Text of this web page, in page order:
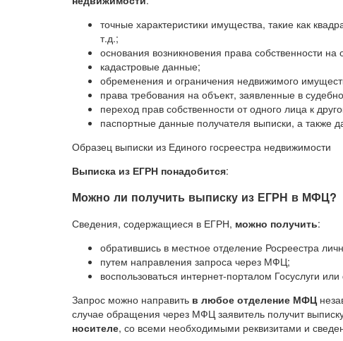
точные характеристики имущества, такие как
т.д.;
основания возникновения права собственности на
кадастровые данные;
обременения и ограничения недвижимого
права требования на объект, заявленные в
переход прав собственности от одного лица к
паспортные данные получателя выписки, а также
Образец выписки из Единого госреестра недвижимости
Выписка из ЕГРН понадобится:
Можно ли получить выписку из ЕГРН в МФЦ?
Сведения, содержащиеся в ЕГРН, можно получить:
обратившись в местное отделение Росреестра
путем направления запроса через МФЦ;
воспользоваться интернет-порталом Госуслуги
Запрос можно направить в любое отделение МФЦ
случае обращения через МФЦ заявитель получит
носителе, со всеми необходимыми реквизитами и